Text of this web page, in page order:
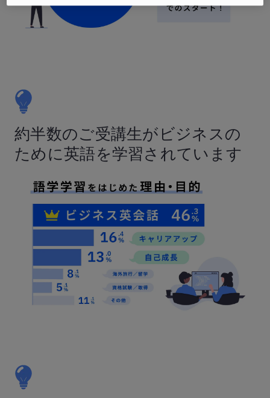
約半数のご受講生がビジネスの
ために英語を学習されています